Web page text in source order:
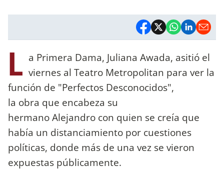
L a Primera Dama, Juliana Awada, asitió el
viernes al Teatro Metropolitan para ver la
función de "Perfectos Desconocidos",
la obra que encabeza su
hermano Alejandro con quien se creía que
había un distanciamiento por cuestiones
políticas, donde más de una vez se vieron
expuestas públicamente.